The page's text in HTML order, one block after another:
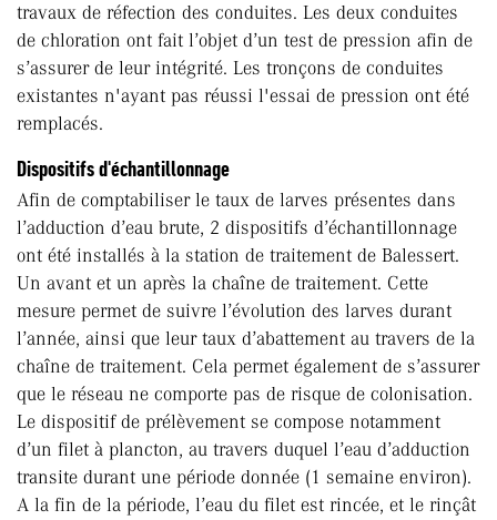
travaux de réfection des conduites. Les deux conduites
de chloration ont fait l’objet d’un test de pression afin de
s’assurer de leur intégrité. Les tronçons de conduites
existantes n'ayant pas réussi l'essai de pression ont été
remplacés.
Dispositifs d'échantillonnage
Afin de comptabiliser le taux de larves présentes dans
l’adduction d’eau brute, 2 dispositifs d’échantillonnage
ont été installés à la station de traitement de Balessert.
Un avant et un après la chaîne de traitement. Cette
mesure permet de suivre l’évolution des larves durant
l’année, ainsi que leur taux d’abattement au travers de la
chaîne de traitement. Cela permet également de s’assurer
que le réseau ne comporte pas de risque de colonisation.
Le dispositif de prélèvement se compose notamment
d’un filet à plancton, au travers duquel l’eau d’adduction
transite durant une période donnée (1 semaine environ).
A la fin de la période, l’eau du filet est rincée, et le rinçât